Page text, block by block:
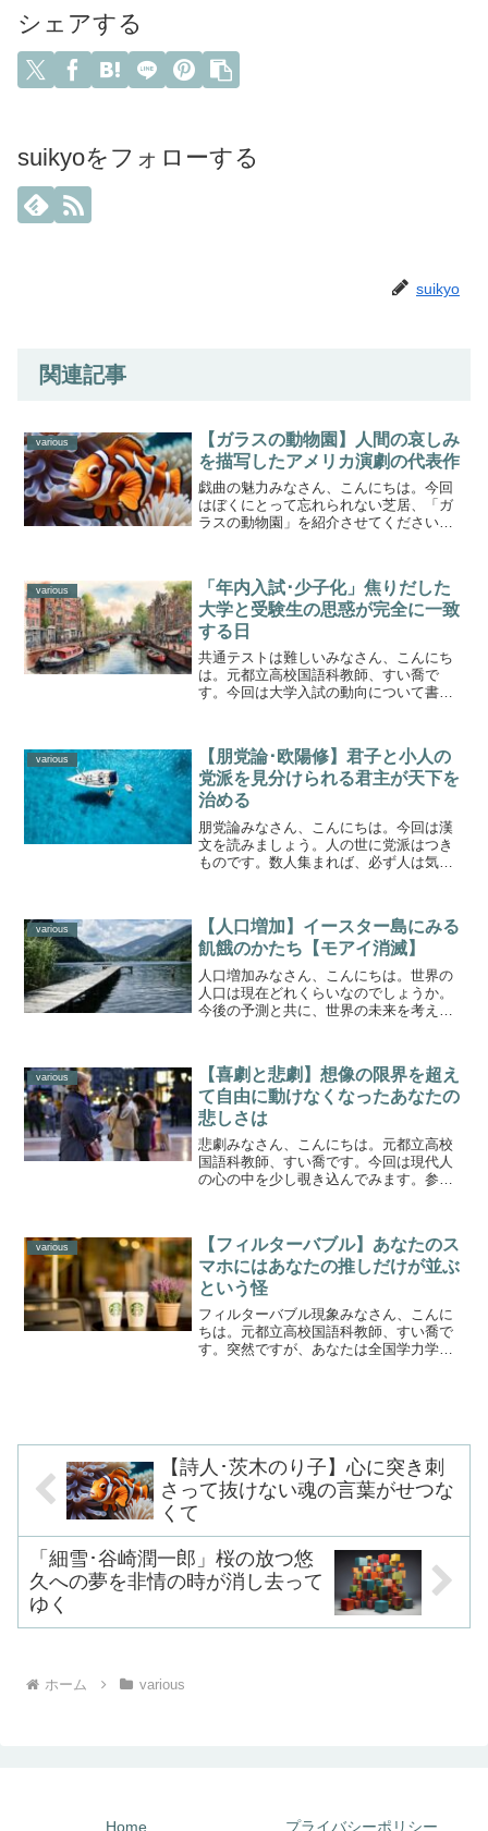
シェアする
suikyoをフォローする
suikyo
関連記事
various
【ガラスの動物園】人間の哀しみ
を描写したアメリカ演劇の代表作
戯曲の魅力みなさん、こんにちは。今回
はぼくにとって忘れられない芝居、「ガ
ラスの動物園」を紹介させてください。
滅多にあるものではありません。ぼくに
とってそうした作品の一つ...
various
「年内入試･少子化」焦りだした
大学と受験生の思惑が完全に一致
する日
共通テストは難しいみなさん、こんにち
は。元都立高校国語科教師、すい喬で
す。今回は大学入試の動向について書き
ます。2024年度「共通テスト」の最終志
願者数は49万人でした。...
various
【朋党論･欧陽修】君子と小人の
党派を見分けられる君主が天下を
治める
朋党論みなさん、こんにちは。今回は漢
文を読みましょう。人の世に党派はつき
ものです。数人集まれば、必ず人は気の
ないでしょうか。気が合うというより、
むしろ互いの利益が最優先...
various
【人口増加】イースター島にみる
飢餓のかたち【モアイ消滅】
人口増加みなさん、こんにちは。世界の
人口は現在どれくらいなのでしょうか。
今後の予測と共に、世界の未来を考えて
ばには103億人でピークに達する見込みで
す。最新...
various
【喜劇と悲劇】想像の限界を超え
て自由に動けなくなったあなたの
悲しさは
悲劇みなさん、こんにちは。元都立高校
国語科教師、すい喬です。今回は現代人
の心の中を少し覗き込んでみます。参考
ピアの研究家としても、よく知られてい
ました。『ハムレット』の...
various
【フィルターバブル】あなたのス
マホにはあなたの推しだけが並ぶ
という怪
フィルターバブル現象みなさん、こんに
ちは。元都立高校国語科教師、すい喬で
す。突然ですが、あなたは全国学力学習
【詩人･茨木のり子】心に突き刺
さって抜けない魂の言葉がせつな
くて
「細雪･谷崎潤一郎」桜の放つ悠
久への夢を非情の時が消し去って
ゆく
ホーム various
Home プライバシーポリシー